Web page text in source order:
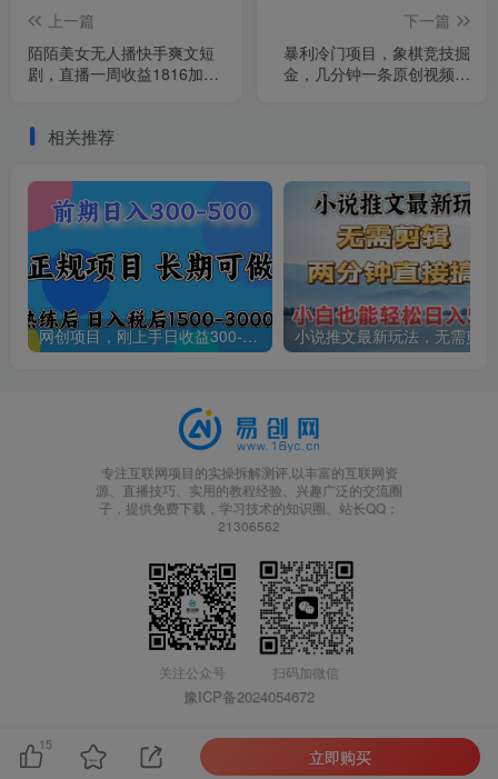
上一篇
陌陌美女无人播快手爽文短
剧，直播一周收益1816加上
下一篇
暴利冷门项目，象棋竞技掘
金，几分钟一条原创视频，
相关推荐
网创项目，刚上手日收益300-500左右，熟悉后日收益1500-3000
专注互联网项目的实操拆解测评,以丰富的互联网资
源、直播技巧、实用的教程经验、兴趣广泛的交流圈
子，提供免费下载，学习技术的知识圈。站长QQ：
21306562
关注公众号 扫码加微信
豫ICP备2024054672
15
立即购买